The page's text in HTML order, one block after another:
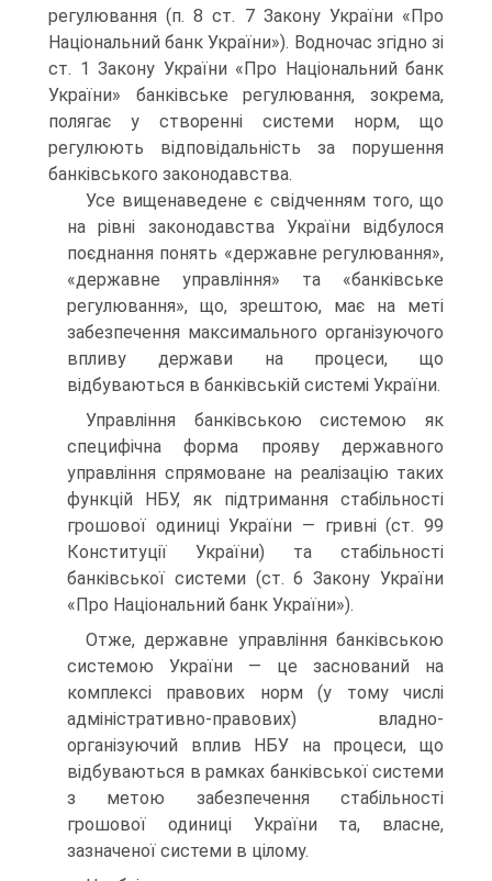
регулювання (п. 8 ст. 7 Закону України «Про
Національний банк України»). Водночас згідно зі
ст. 1 Закону України «Про Національний банк
України» банківське регулювання, зокрема,
полягає у створенні системи норм, що
регулюють відповідальність за порушення
банківського законодавства.
Усе вищенаведене є свідченням того, що
на рівні законодавства України відбулося
поєднання понять «державне регулювання»,
«державне управління» та «банківське
регулювання», що, зрештою, має на меті
забезпечення максимального організуючого
впливу держави на процеси, що
відбуваються в банківській системі України.
Управління банківською системою як
специфічна форма прояву державного
управління спрямоване на реалізацію таких
функцій НБУ, як підтримання стабільності
грошової одиниці України — гривні (ст. 99
Конституції України) та стабільності
банківської системи (ст. 6 Закону України
«Про Національний банк України»).
Отже, державне управління банківською
системою України — це заснований на
комплексі правових норм (у тому числі
адміністративно-правових) владно-
організуючий вплив НБУ на процеси, що
відбуваються в рамках банківської системи
з метою забезпечення стабільності
грошової одиниці України та, власне,
зазначеної системи в цілому.